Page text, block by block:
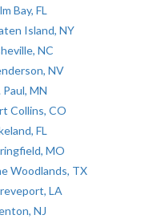
Bay, FL
Island, NY
NC
NV
MN
Collins, CO
FL
MO
Woodlands, TX
LA
NJ